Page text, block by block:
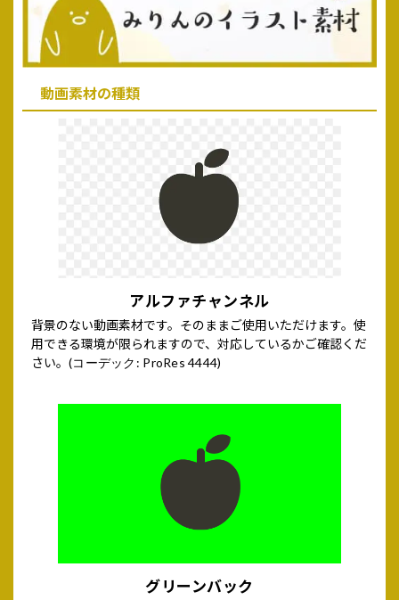
動画素材の種類
アルファチャンネル
背景のない動画素材です。そのままご使用いただけます。使
用できる環境が限られますので、対応しているかご確認くだ
さい。 (コーデック: ProRes 4444)
グリーンバック